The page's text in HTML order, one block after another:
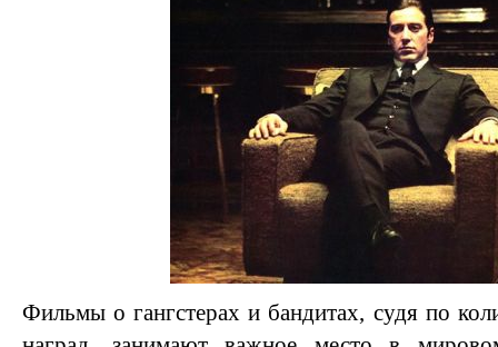
Фильмы о гангстерах и бандитах, судя по